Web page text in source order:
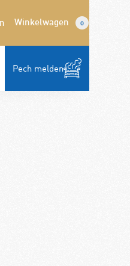
Winkelwagen 0
Pech melden